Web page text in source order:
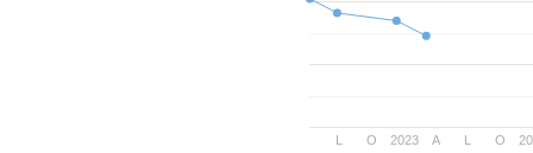
2023
L O A L O